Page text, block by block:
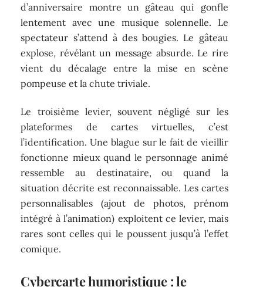
d’anniversaire montre un gâteau qui gonfle
lentement avec une musique solennelle. Le
spectateur s’attend à des bougies. Le gâteau
explose, révélant un message absurde. Le rire
vient du décalage entre la mise en scène
pompeuse et la chute triviale.
Le troisième levier, souvent négligé sur les
plateformes de cartes virtuelles, c’est
l’identification. Une blague sur le fait de vieillir
fonctionne mieux quand le personnage animé
ressemble au destinataire, ou quand la
situation décrite est reconnaissable. Les cartes
personnalisables (ajout de photos, prénom
intégré à l’animation) exploitent ce levier, mais
rares sont celles qui le poussent jusqu’à l’effet
comique.
Cybercarte humoristique : le